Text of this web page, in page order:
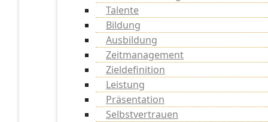
Talente
Bildung
Ausbildung
Zeitmanagement
Zieldefinition
Leistung
Präsentation
Selbstvertrauen